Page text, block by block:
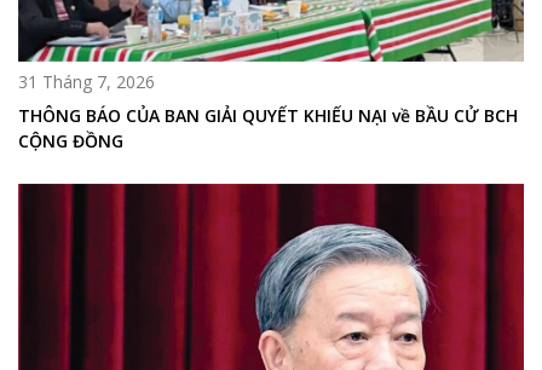
31 Tháng 7, 2026
THÔNG BÁO CỦA BAN GIẢI QUYẾT KHIẾU NẠI về BẦU CỬ BCH
CỘNG ĐỒNG